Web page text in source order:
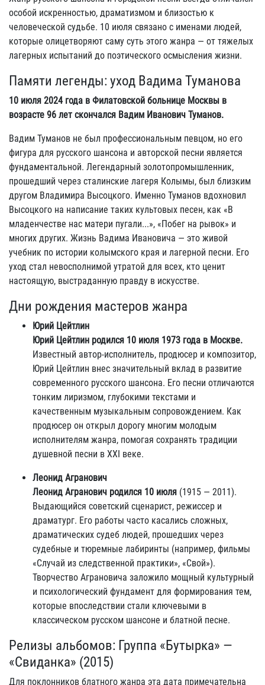
особой искренностью, драматизмом и близостью к
человеческой судьбе. 10 июля связано с именами людей,
которые олицетворяют саму суть этого жанра — от тяжелых
лагерных испытаний до поэтического осмысления жизни.
Памяти легенды: уход Вадима Туманова
10 июля 2024 года в Филатовской больнице Москвы в
возрасте 96 лет скончался Вадим Иванович Туманов.
Вадим Туманов не был профессиональным певцом, но его
фигура для русского шансона и авторской песни является
фундаментальной. Легендарный золотопромышленник,
прошедший через сталинские лагеря Колымы, был близким
другом Владимира Высоцкого. Именно Туманов вдохновил
Высоцкого на написание таких культовых песен, как «В
младенчестве нас матери пугали...», «Побег на рывок» и
многих других. Жизнь Вадима Ивановича — это живой
учебник по истории колымского края и лагерной песни. Его
уход стал невосполнимой утратой для всех, кто ценит
настоящую, выстраданную правду в искусстве.
Дни рождения мастеров жанра
Юрий Цейтлин
Юрий Цейтлин родился 10 июля 1973 года в Москве.
Известный автор-исполнитель, продюсер и композитор,
Юрий Цейтлин внес значительный вклад в развитие
современного русского шансона. Его песни отличаются
тонким лиризмом, глубокими текстами и
качественным музыкальным сопровождением. Как
продюсер он открыл дорогу многим молодым
исполнителям жанра, помогая сохранять традиции
душевной песни в XXI веке.
Леонид Агранович
Леонид Агранович родился 10 июля (1915 — 2011).
Выдающийся советский сценарист, режиссер и
драматург. Его работы часто касались сложных,
драматических судеб людей, прошедших через
судебные и тюремные лабиринты (например, фильмы
«Случай из следственной практики», «Свой»).
Творчество Аграновича заложило мощный культурный
и психологический фундамент для формирования тем,
которые впоследствии стали ключевыми в
классическом русском шансоне и блатной песне.
Релизы альбомов: Группа «Бутырка» —
«Свиданка» (2015)
Для поклонников блатного жанра эта дата примечательна